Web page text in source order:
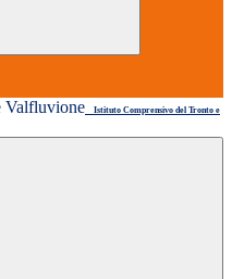
Istituto Comprensivo del Tronto e